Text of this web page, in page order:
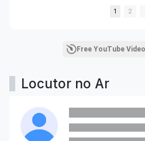
1 2
Free YouTube
Locutor no Ar